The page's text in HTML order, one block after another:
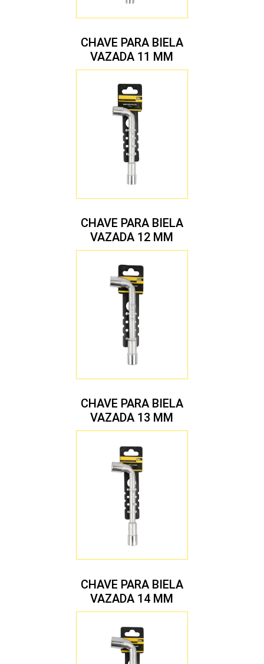
CHAVE PARA BIELA
VAZADA 11 MM
CHAVE PARA BIELA
VAZADA 12 MM
CHAVE PARA BIELA
VAZADA 13 MM
CHAVE PARA BIELA
VAZADA 14 MM